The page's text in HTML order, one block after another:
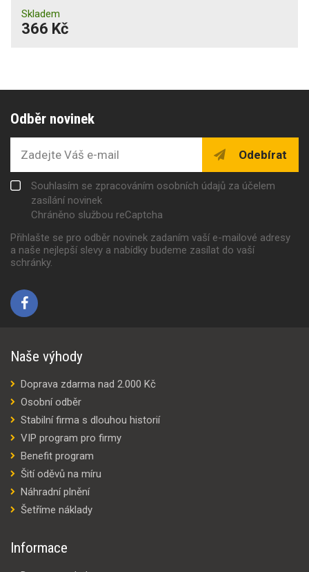
Skladem
366 Kč
Odběr novinek
Odebírat
Souhlasím se zpracováním osobních údajů za účelem
zasílání novinek
Chráněno službou reCaptcha
Přihlašte se pro odběr novinek zadaním vaší e-mailové adresy
a naše nejlepší slevy a nabídky budeme zasílat do vaší
schránky.
Naše výhody
Doprava zdarma nad 2.000 Kč
Osobní odběr
Stabilní firma s dlouhou historií
VIP program pro firmy
Benefit program
Šití oděvů na míru
Náhradní plnění
Šetříme náklady
Informace